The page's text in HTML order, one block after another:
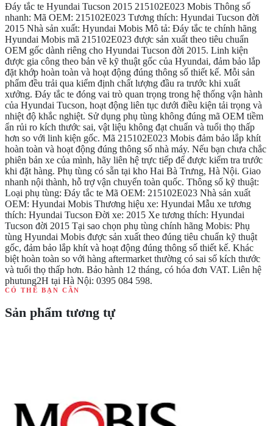
Đáy tắc te Hyundai Tucson 2015 215102E023 Mobis Thông số
nhanh: Mã OEM: 215102E023 Tương thích: Hyundai Tucson đời
2015 Nhà sản xuất: Hyundai Mobis Mô tả: Đáy tắc te chính hãng
Hyundai Mobis mã 215102E023 được sản xuất theo tiêu chuẩn
OEM gốc dành riêng cho Hyundai Tucson đời 2015. Linh kiện
được gia công theo bản vẽ kỹ thuật gốc của Hyundai, đảm bảo lắp
đặt khớp hoàn toàn và hoạt động đúng thông số thiết kế. Mỗi sản
phẩm đều trải qua kiểm định chất lượng đầu ra trước khi xuất
xưởng. Đáy tắc te đóng vai trò quan trọng trong hệ thống vận hành
của Hyundai Tucson, hoạt động liên tục dưới điều kiện tải trọng và
nhiệt độ khắc nghiệt. Sử dụng phụ tùng không đúng mã OEM tiềm
ẩn rủi ro kích thước sai, vật liệu không đạt chuẩn và tuổi thọ thấp
hơn so với linh kiện gốc. Mã 215102E023 Mobis đảm bảo lắp khít
hoàn toàn và hoạt động đúng thông số nhà máy. Nếu bạn chưa chắc
phiên bản xe của mình, hãy liên hệ trực tiếp để được kiểm tra trước
khi đặt hàng. Phụ tùng có sẵn tại kho Hai Bà Trưng, Hà Nội. Giao
nhanh nội thành, hỗ trợ vận chuyển toàn quốc. Thông số kỹ thuật:
Loại phụ tùng: Đáy tắc te Mã OEM: 215102E023 Nhà sản xuất
OEM: Hyundai Mobis Thương hiệu xe: Hyundai Mẫu xe tương
thích: Hyundai Tucson Đời xe: 2015 Xe tương thích: Hyundai
Tucson đời 2015 Tại sao chọn phụ tùng chính hãng Mobis: Phụ
tùng Hyundai Mobis được sản xuất theo đúng tiêu chuẩn kỹ thuật
gốc, đảm bảo lắp khít và hoạt động đúng thông số thiết kế. Khác
biệt hoàn toàn so với hàng aftermarket thường có sai số kích thước
và tuổi thọ thấp hơn. Bảo hành 12 tháng, có hóa đơn VAT. Liên hệ
phutung2H tại Hà Nội: 0395 084 598.
CÓ THỂ BẠN CẦN
Sản phẩm tương tự